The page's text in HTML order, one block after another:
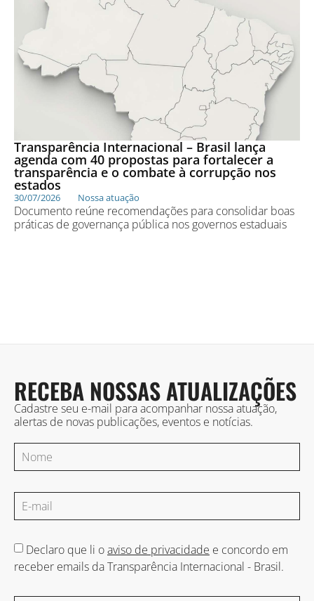
Transparência Internacional – Brasil lança
agenda com 40 propostas para fortalecer a
transparência e o combate à corrupção nos
estados
30/07/2026 Nossa atuação
Documento reúne recomendações para consolidar boas
práticas de governança pública nos governos estaduais
RECEBA NOSSAS ATUALIZAÇÕES
Cadastre seu e-mail para acompanhar nossa atuação,
alertas de novas publicações, eventos e notícias.
Declaro que li oaviso de privacidade e concordo em
receber emails da Transparência Internacional - Brasil.